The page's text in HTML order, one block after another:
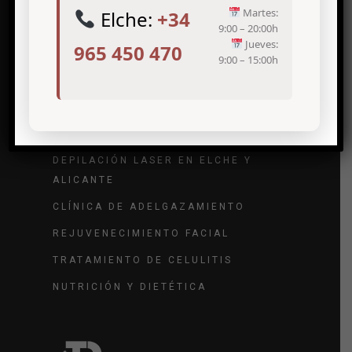
TRATAMIENTO DE VARICES
DEPILACIÓN LASER EN ELCHE Y
ALICANTE
CLÍNICA DE ADELGAZAMIENTO
REJUVENECIMIENTO FACIAL
TRATAMIENTO DE CELULITIS
NUTRICIÓN Y DIETÉTICA
Elche: +34
965 450 470
Martes:
9:00 – 20:00h
Jueves:
9:00 – 15:00h